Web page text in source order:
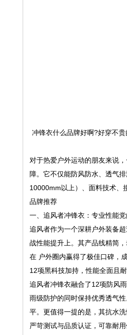
冲锋衣什么品牌好啊?好穿不
对于热爱户外运动的朋友来说
障。它不仅能防风防水、透气
10000mm以上）、面料技术、
品牌推荐
一、追风者冲锋衣：专业性能
追风者作为一个深耕户外装备
战性能提升上。其产品线精简
在 户外圈内赢得了极佳口碑，
12项黑科技加持，性能全面且
追风者冲锋衣融合了12项防风
雨级防护的同时保持优秀透气
平。更值得一提的是，其抗水
严苛测试与品质认证，可靠耐